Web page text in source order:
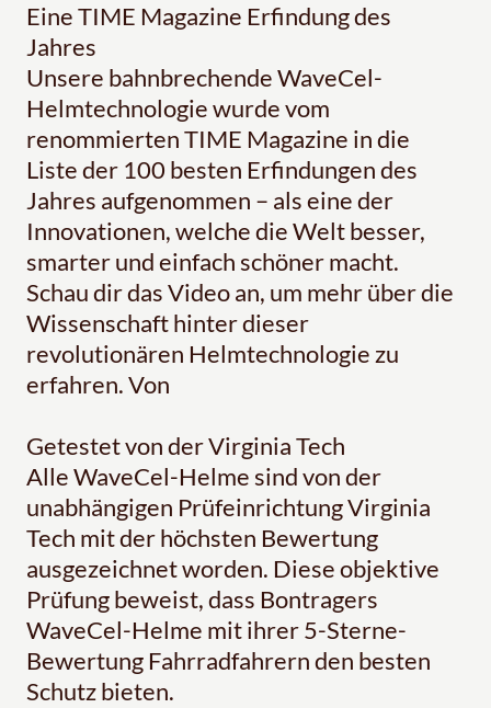
Eine TIME Magazine Erfindung des
Jahres
Unsere bahnbrechende WaveCel-
Helmtechnologie wurde vom
renommierten TIME Magazine in die
Liste der 100 besten Erfindungen des
Jahres aufgenommen – als eine der
Innovationen, welche die Welt besser,
smarter und einfach schöner macht.
Schau dir das Video an, um mehr über die
Wissenschaft hinter dieser
revolutionären Helmtechnologie zu
erfahren. Von
Getestet von der Virginia Tech
Alle WaveCel-Helme sind von der
unabhängigen Prüfeinrichtung Virginia
Tech mit der höchsten Bewertung
ausgezeichnet worden. Diese objektive
Prüfung beweist, dass Bontragers
WaveCel-Helme mit ihrer 5-Sterne-
Bewertung Fahrradfahrern den besten
Schutz bieten.